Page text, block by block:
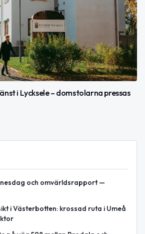
i Lycksele – domstolarna pressas
och omvärldsrapport —
i Västerbotten: krossad ruta i Umeå